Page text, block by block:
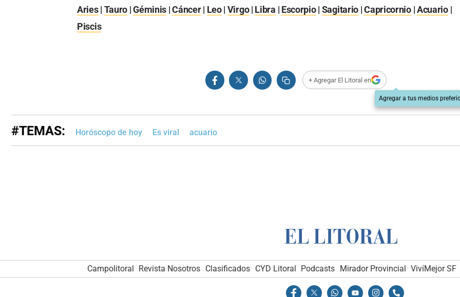
Aries| Tauro |Géminis |Cáncer| Leo| Virgo| Libra | Escorpio| Sagitario |Capricornio|Acuario|
Piscis
+ Agregar El Litoral en
Agregar a tus medios
#TEMAS: Horóscopo de hoy Es viral acuario
Campolitoral Revista Nosotros Clasificados CYD Litoral Podcasts Mirador Provincial VivíMejor SF